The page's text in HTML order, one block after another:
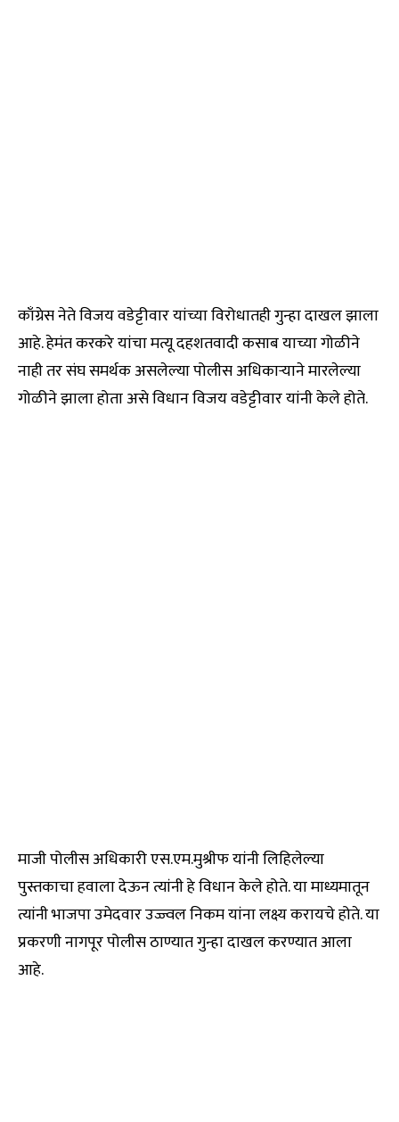
काँग्रेस नेते विजय वडेट्टीवार यांच्या विरोधातही गुन्हा दाखल झाला
आहे. हेमंत करकरे यांचा मत्यू दहशतवादी कसाब याच्या गोळीने
नाही तर संघ समर्थक असलेल्या पोलीस अधिकाऱ्याने मारलेल्या
गोळीने झाला होता असे विधान विजय वडेट्टीवार यांनी केले होते.
माजी पोलीस अधिकारी एस.एम.मुश्रीफ यांनी लिहिलेल्या
पुस्तकाचा हवाला देऊन त्यांनी हे विधान केले होते. या माध्यमातून
त्यांनी भाजपा उमेदवार उज्ज्वल निकम यांना लक्ष्य करायचे होते. या
प्रकरणी नागपूर पोलीस ठाण्यात गुन्हा दाखल करण्यात आला
आहे.